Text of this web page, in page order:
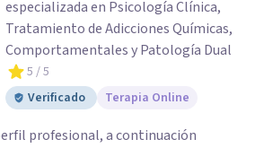
especializada en Psicología Clínica,
Tratamiento de Adicciones Químicas,
Comportamentales y Patología Dual
5 / 5
Verificado
Terapia Online
profesional, a continuación